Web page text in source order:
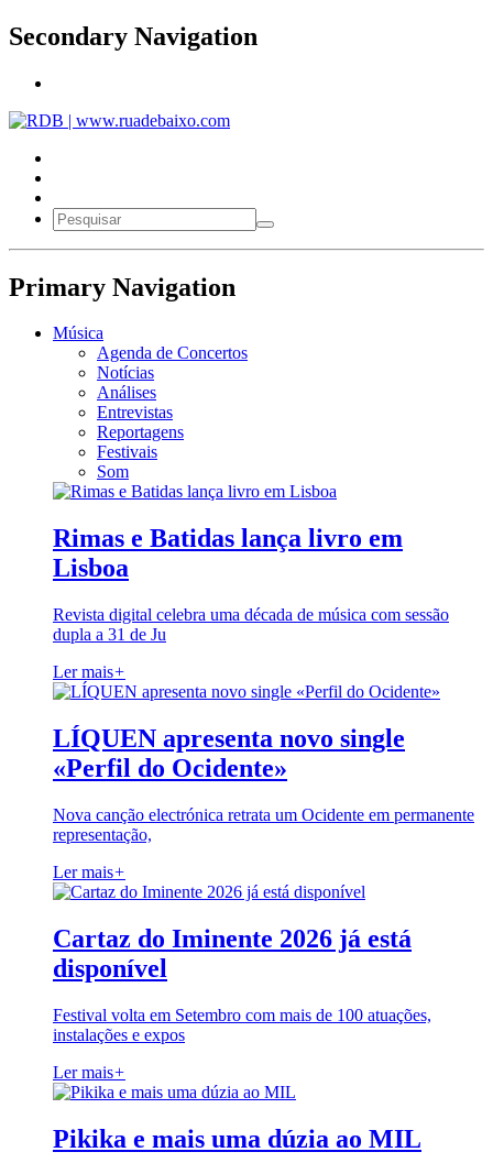
Secondary Navigation
Primary Navigation
Música
Agenda de Concertos
Notícias
Análises
Entrevistas
Reportagens
Festivais
Som
Rimas e Batidas lança livro em
Lisboa
Revista digital celebra uma década de música com sessão
dupla a 31 de Ju
Ler mais+
LÍQUEN apresenta novo single
«Perfil do Ocidente»
Nova canção electrónica retrata um Ocidente em permanente
representação,
Ler mais+
Cartaz do Iminente 2026 já está
disponível
Festival volta em Setembro com mais de 100 atuações,
instalações e expos
Ler mais+
Pikika e mais uma dúzia ao MIL